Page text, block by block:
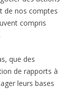
de nos comptes
compris
que des
de rapports à
leurs bases